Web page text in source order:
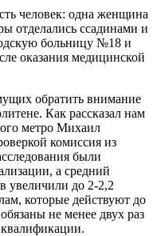
человек: одна женщина
отделались ссадинами и
больницу №18 и
оказания медицинской
обратить внимание
Как рассказал нам
метро Михаил
комиссия из
были
а средний
увеличили до 2-2,2
которые действуют до
не менее двух раз